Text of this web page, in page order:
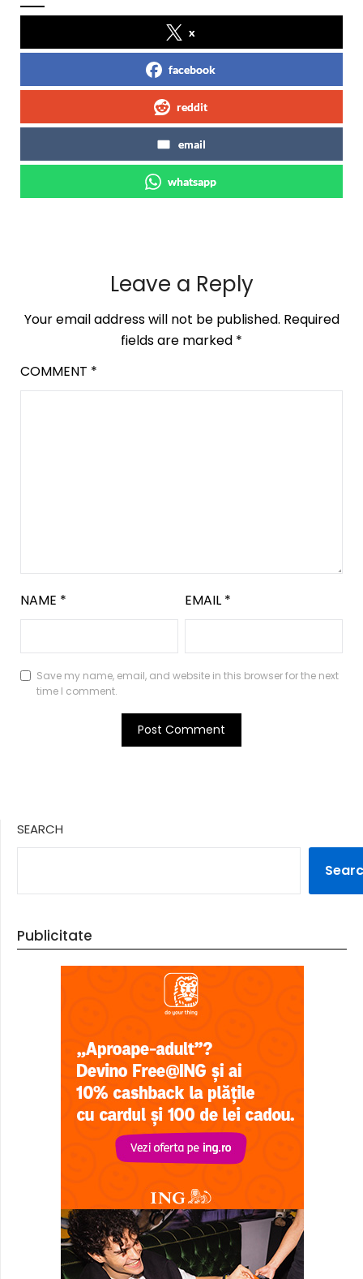
x
facebook
reddit
email
whatsapp
Leave a Reply
Your email address will not be published. Required
fields are marked *
COMMENT *
NAME * EMAIL *
Save my name, email, and website in this browser for the next
time I comment.
SEARCH
Publicitate